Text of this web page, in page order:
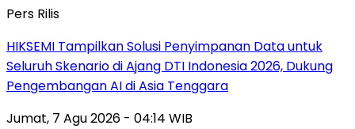
Pers Rilis
HIKSEMI Tampilkan Solusi Penyimpanan Data untuk
Seluruh Skenario di Ajang DTI Indonesia 2026, Dukung
Pengembangan AI di Asia Tenggara
Jumat, 7 Agu 2026 - 04:14 WIB